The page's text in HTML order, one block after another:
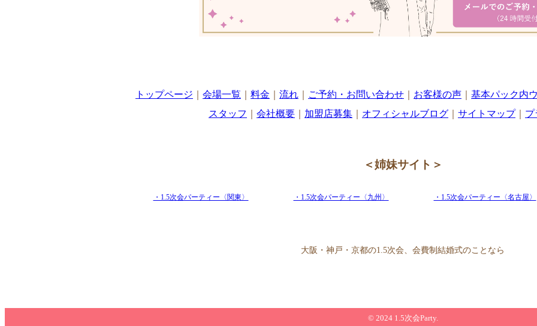
トップページ 会場一覧 料金 流れ ご予約・お問い合わせ お客様の声
基本パック内
スタッフ
会社概要 加盟店募集 オフィシャルブログ サイトマップ｜ プ
＜姉妹サイト＞
・1.5次会パーティー〈関東〉 ・1.5次会パーティー〈九州〉 ・1.5次会パーティー〈名古屋〉
大阪・神戸・京都の1.5次会、会費制結婚式のことなら
© 2024 1.5次会Party.